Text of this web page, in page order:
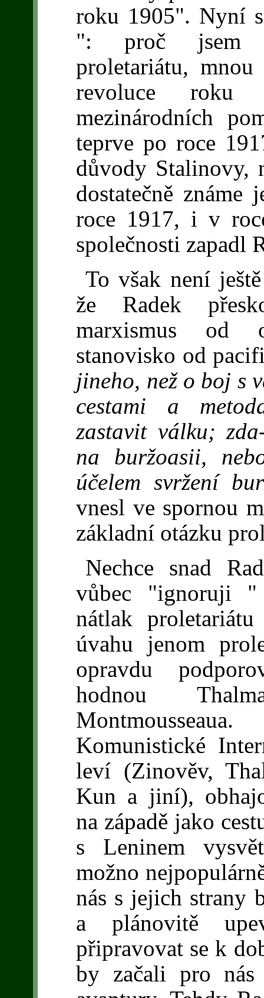
roku 1905". Nyní
": proč jsem
proletariátu,
revoluce roku
mezinárodních
teprve po roce
důvody Stalinovy,
dostatečně
roce 1917, i v
společnosti zapadl
To však není
že Radek
marxismus od
stanovisko od
jineho, než o boj s
cestami a
zastavit válku;
na buržoasii,
účelem svržení
vnesl ve spornou
základní otázku
Nechce snad
vůbec "ignoruji
nátlak
úvahu jenom
opravdu
hodnou
Komunistické
leví (Zinověv,
Kun a jiní),
na západě jako
s Leninem
možno
nás s jejich strany
a plánovitě
připravovat se k
by začali pro nás